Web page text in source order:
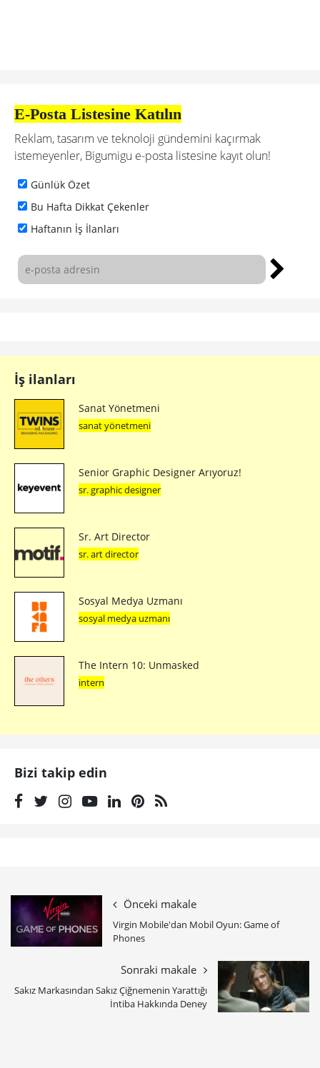
E-Posta Listesine Katılın
Reklam, tasarım ve teknoloji gündemini kaçırmak
istemeyenler, Bigumigu e-posta listesine kayıt olun!
Günlük Özet
Bu Hafta Dikkat Çekenler
Haftanın İş İlanları
İş ilanları
Sanat Yönetmeni
sanat yönetmeni
Senior Graphic Designer Arıyoruz!
sr. graphic designer
Sr. Art Director
sr. art director
Sosyal Medya Uzmanı
sosyal medya uzmanı
The Intern 10: Unmasked
intern
Bizi takip edin
Önceki makale
Virgin Mobile'dan Mobil Oyun: Game of
Phones
Sonraki makale
Sakız Markasından Sakız Çiğnemenin Yarattığı
İntiba Hakkında Deney